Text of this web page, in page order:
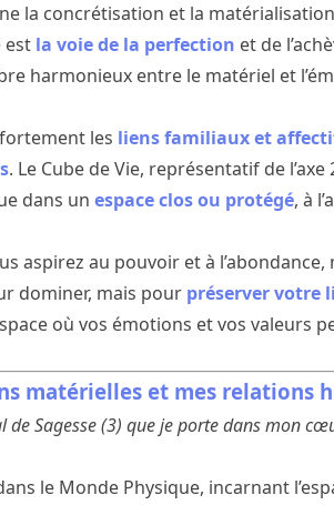
la concrétisation et la
est la voie de la perfection et de
harmonieux entre le matériel et
les liens familiaux et
. Le Cube de Vie, représentatif de
dans un espace clos ou protégé, à
aspirez au pouvoir et à
dominer, mais pour préserver votre
où vos émotions et vos valeurs
matérielles et mes relations
de Sagesse (3) que je porte dans mon
le Monde Physique, incarnant